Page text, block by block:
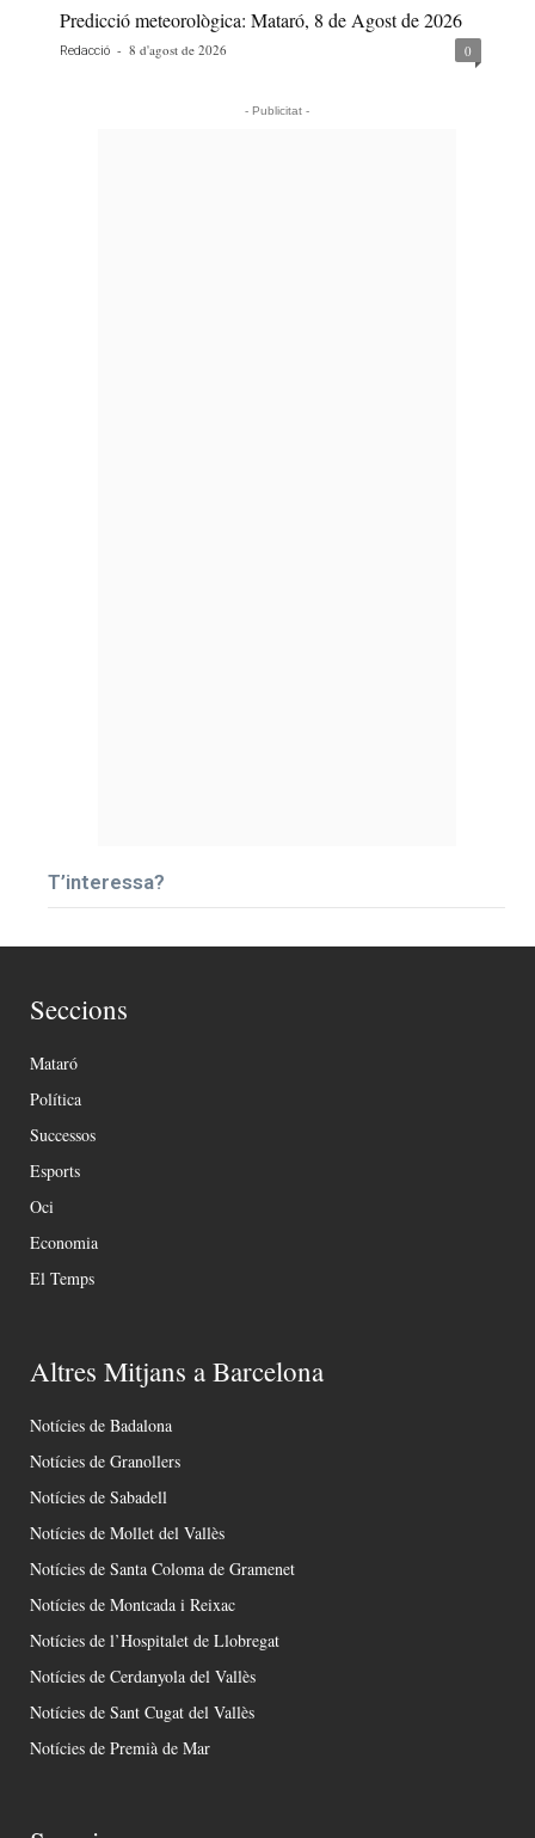
Predicció meteorològica: Mataró, 8 de Agost de 2026
Redacció - 8 d'agost de 2026 0
- Publicitat -
T’interessa?
Seccions
Mataró
Política
Successos
Esports
Oci
Economia
El Temps
Altres Mitjans a Barcelona
Notícies de Badalona
Notícies de Granollers
Notícies de Sabadell
Notícies de Mollet del Vallès
Notícies de Santa Coloma de Gramenet
Notícies de Montcada i Reixac
Notícies de l’Hospitalet de Llobregat
Notícies de Cerdanyola del Vallès
Notícies de Sant Cugat del Vallès
Notícies de Premià de Mar